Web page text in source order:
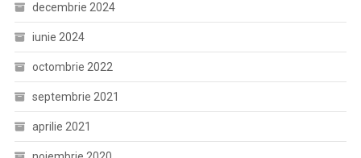
decembrie 2024
iunie 2024
octombrie 2022
septembrie 2021
aprilie 2021